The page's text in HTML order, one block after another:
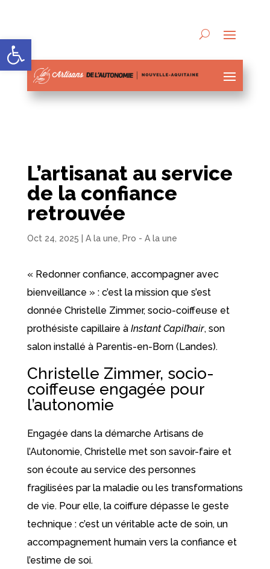
L’artisanat au service
de la confiance
retrouvée
Oct 24, 2025 A la une Pro - A la une
« Redonner confiance, accompagner avec
bienveillance » : c’est la mission que s’est
donnée Christelle Zimmer, socio-coiffeuse et
prothésiste capillaire à Instant Capil’hair, son
salon installé à Parentis-en-Born (Landes).
Christelle Zimmer, socio-
coiffeuse engagée pour
l’autonomie
Engagée dans la démarche Artisans de
l’Autonomie, Christelle met son savoir-faire et
son écoute au service des personnes
fragilisées par la maladie ou les transformations
de vie. Pour elle, la coiffure dépasse le geste
technique : c’est un véritable acte de soin, un
accompagnement humain vers la confiance et
l’estime de soi.
Ouvrir la barre d’outils